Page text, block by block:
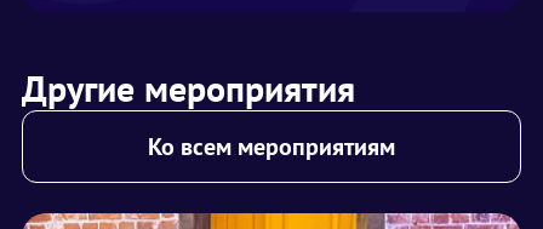
Другие мероприятия
Ко всем мероприятиям